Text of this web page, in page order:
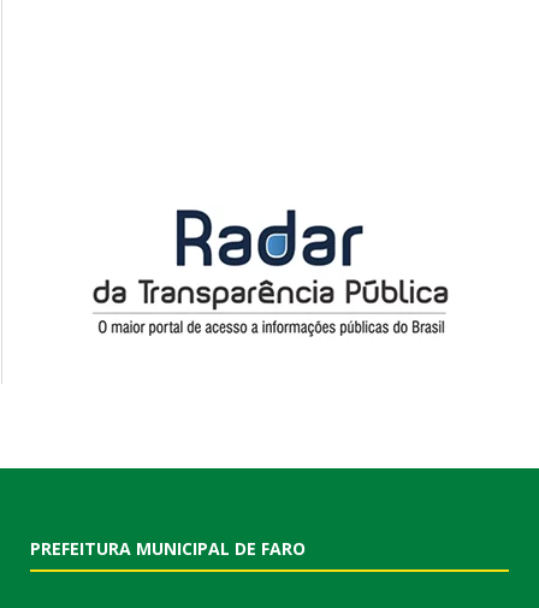
PREFEITURA MUNICIPAL DE FARO